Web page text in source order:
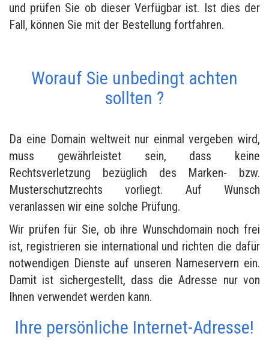
und prüfen Sie ob dieser Verfügbar ist. Ist dies der
Fall, können Sie mit der Bestellung fortfahren.
Worauf Sie unbedingt achten
sollten ?
Da eine Domain weltweit nur einmal vergeben wird,
muss gewährleistet sein, dass keine
Rechtsverletzung bezüglich des Marken- bzw.
Musterschutzrechts vorliegt. Auf Wunsch
veranlassen wir eine solche Prüfung.
Wir prüfen für Sie, ob ihre Wunschdomain noch frei
ist, registrieren sie international und richten die dafür
notwendigen Dienste auf unseren Nameservern ein.
Damit ist sichergestellt, dass die Adresse nur von
Ihnen verwendet werden kann.
Ihre persönliche Internet-Adresse!